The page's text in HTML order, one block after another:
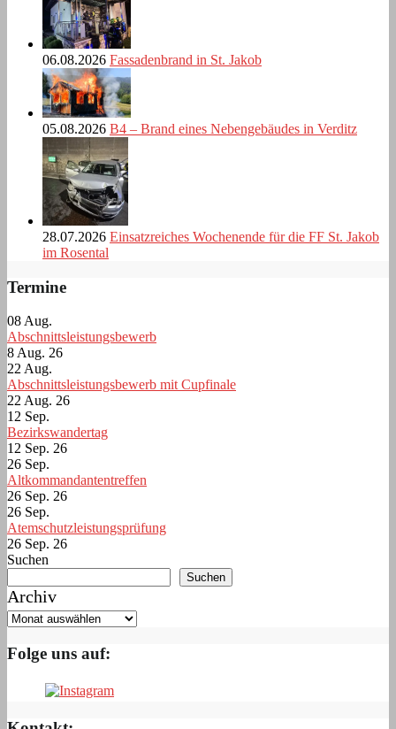
06.08.2026 Fassadenbrand in St. Jakob
05.08.2026 B4 – Brand eines Nebengebäudes in Verditz
28.07.2026 Einsatzreiches Wochenende für die FF St. Jakob
im Rosental
Termine
08Aug.
Abschnittsleistungsbewerb
8 Aug. 26
22Aug.
Abschnittsleistungsbewerb mit Cupfinale
22 Aug. 26
12 Sep.
Bezirkswandertag
12 Sep. 26
26 Sep.
Altkommandantentreffen
26 Sep. 26
26 Sep.
Atemschutzleistungsprüfung
26 Sep. 26
Suchen
Suchen
Archiv
Folge uns auf: